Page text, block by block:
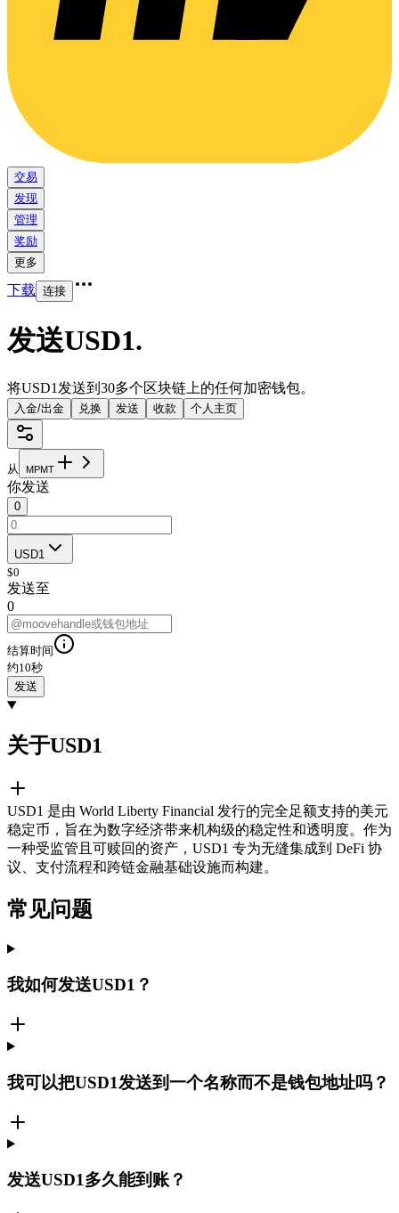
交易
发现
管理
奖励
更多
下载 连接
发送USD1.
将USD1发送到30多个区块链上的任何加密钱包。
入金/出金 兑换 发送 收款 个人主页
从 MPMT
你发送
0
USD1
$0
发送至
0
结算时间
约10秒
发送
关于USD1
USD1 是由 World Liberty Financial 发行的完全足额支持的美元
稳定币，旨在为数字经济带来机构级的稳定性和透明度。作为
一种受监管且可赎回的资产，USD1 专为无缝集成到 DeFi 协
议、支付流程和跨链金融基础设施而构建。
常见问题
我如何发送USD1？
我可以把USD1发送到一个名称而不是钱包地址吗？
发送USD1多久能到账？